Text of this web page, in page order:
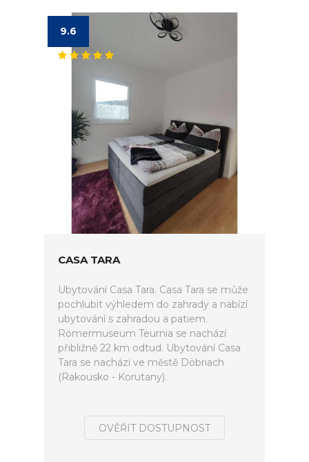
9.6
CASA TARA
Ubytování Casa Tara. Casa Tara se může
pochlubit výhledem do zahrady a nabízí
ubytování s zahradou a patiem.
Römermuseum Teurnia se nachází
přibližně 22 km odtud. Ubytování Casa
Tara se nachází ve městě Döbriach
(Rakousko - Korutany).
OVĚŘIT DOSTUPNOST